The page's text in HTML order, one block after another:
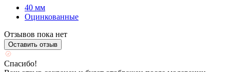
40 мм
Оцинкованные
Отзывов пока нет
Оставить отзыв
Спасибо!